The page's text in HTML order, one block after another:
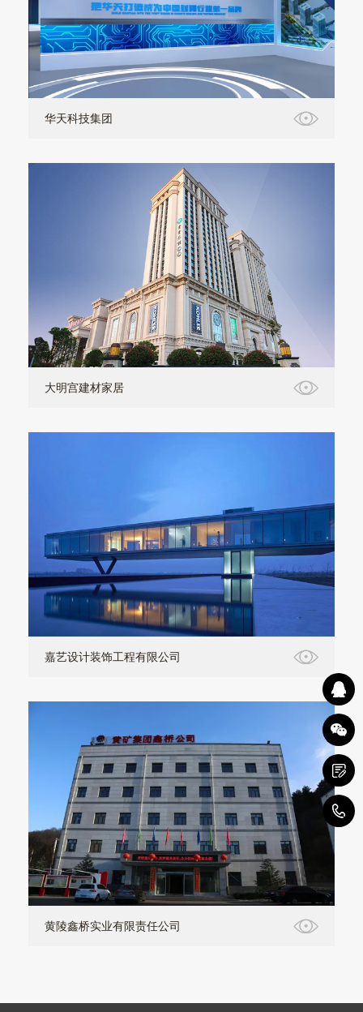
华天科技集团
大明宫建材家居
嘉艺设计装饰工程有限公司
黄陵鑫桥实业有限责任公司